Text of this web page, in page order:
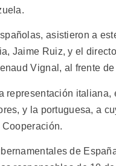
asistieron a
Jaime Ruiz, y el
Vignal, al frente
representación
y la portuguesa, a
de